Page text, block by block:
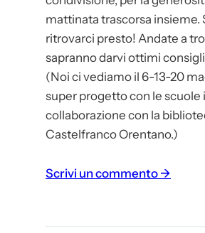
mattinata trascorsa insieme.
ritrovarci presto! Andate a
sapranno darvi ottimi
(Noi ci vediamo il 6-13-20
super progetto con le scuole
collaborazione con la
Castelfranco Orentano.)
Scrivi un commento →